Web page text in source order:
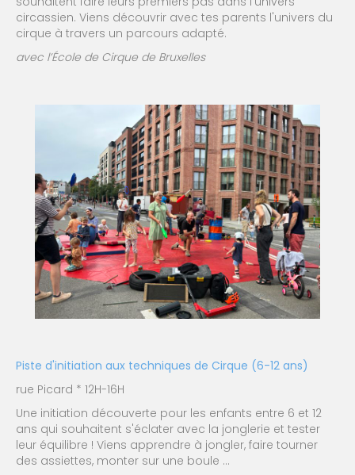
circassien. Viens découvrir avec tes parents l'univers du
cirque à travers un parcours adapté.
avec l’École de Cirque de Bruxelles
Piste d'initiation aux techniques de Cirque (6-12 ans)
rue Picard * 12H-16H
Une initiation découverte pour les enfants entre 6 et 12
ans qui souhaitent s'éclater avec la jonglerie et tester
leur équilibre ! Viens apprendre à jongler, faire tourner
des assiettes, monter sur une boule …